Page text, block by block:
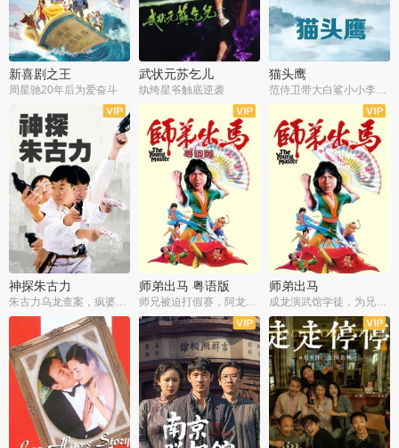
新喜剧之王
周星驰20年后为爱奋斗
武状元苏乞儿
纨绔星爷触底逆袭
猫头鹰
神探朱古力
朱古力乌龙查案，疯婆子神助攻
师弟出马 粤语版
师兄被迫打假赛，阿龙追查斗黑帮
师弟出马
成龙演武馆学徒，为兄搏命战黑道